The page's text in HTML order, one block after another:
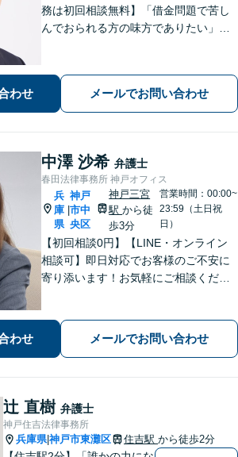
務は初回相談無料】「借金問題で苦し
んでおられる方の味方でありたい」
EやChatworkなどに対応」
わせ メールでお問い合わせ
中澤 沙希 弁護士
春田法律事務所 神戸オフィス
兵
庫
県
神戸
市中
央区
神戸三宮
駅から徒
歩3分
営業時間：00:00~
23:59（土日祝
日）
【初回相談0円】【LINE・オンライン
相談可】即日対応でお客様のご不安に
寄り添います！お気軽にご相談くださ
わせ メールでお問い合わせ
辻 直樹 弁護士
神戸住吉法律事務所
兵庫県|神戸市東灘区 住吉駅 から徒歩2分